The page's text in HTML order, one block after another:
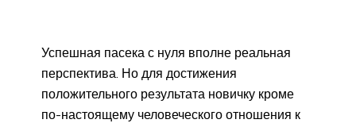
Успешная пасека с нуля вполне реальная
перспектива. Но для достижения
положительного результата новичку кроме
по-настоящему человеческого отношения к